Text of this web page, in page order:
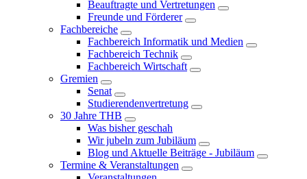
Beauftragte und Vertretungen
Freunde und Förderer
Fachbereiche
Fachbereich Informatik und Medien
Fachbereich Technik
Fachbereich Wirtschaft
Gremien
Senat
Studierendenvertretung
30 Jahre THB
Was bisher geschah
Wir jubeln zum Jubiläum
Blog und Aktuelle Beiträge - Jubiläum
Termine & Veranstaltungen